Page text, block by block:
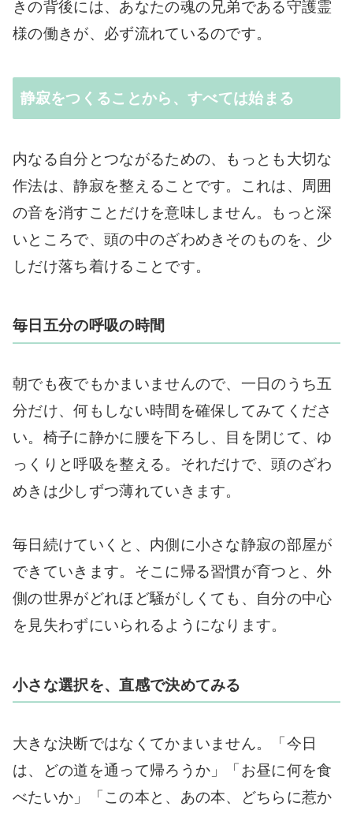
きの背後には、あなたの魂の兄弟である守護霊
様の働きが、必ず流れているのです。
静寂をつくることから、すべては始まる
内なる自分とつながるための、もっとも大切な
作法は、静寂を整えることです。これは、周囲
の音を消すことだけを意味しません。もっと深
いところで、頭の中のざわめきそのものを、少
しだけ落ち着けることです。
毎日五分の呼吸の時間
朝でも夜でもかまいませんので、一日のうち五
分だけ、何もしない時間を確保してみてくださ
い。椅子に静かに腰を下ろし、目を閉じて、ゆ
っくりと呼吸を整える。それだけで、頭のざわ
めきは少しずつ薄れていきます。
毎日続けていくと、内側に小さな静寂の部屋が
できていきます。そこに帰る習慣が育つと、外
側の世界がどれほど騒がしくても、自分の中心
を見失わずにいられるようになります。
小さな選択を、直感で決めてみる
大きな決断ではなくてかまいません。「今日
は、どの道を通って帰ろうか」「お昼に何を食
べたいか」「この本と、あの本、どちらに惹か